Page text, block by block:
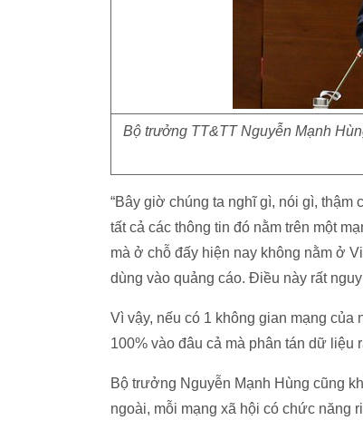
Bộ trưởng TT&TT Nguyễn Mạnh
“Bây giờ chúng ta nghĩ gì, nói gì, thậm
tất cả các thông tin đó nằm trên một
mà ở chỗ đấy hiện nay không nằm ở
dùng vào quảng cáo. Điều này rất
Vì vậy, nếu có 1 không gian mạng
100% vào đâu cả mà phân tán dữ liệu
Bộ trưởng Nguyễn Mạnh Hùng cũng
ngoài, mỗi mạng xã hội có chức năng